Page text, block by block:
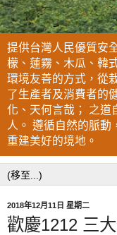
提供台灣人民優質安
檬、蓮霧、木瓜、韓
環境友善的方式，從
了生產者及消費者的
化、天何言哉； 之道
人。 遵循自然的脈動
重建美好的境地。
2018年12月11日 星期二
歡慶1212 三